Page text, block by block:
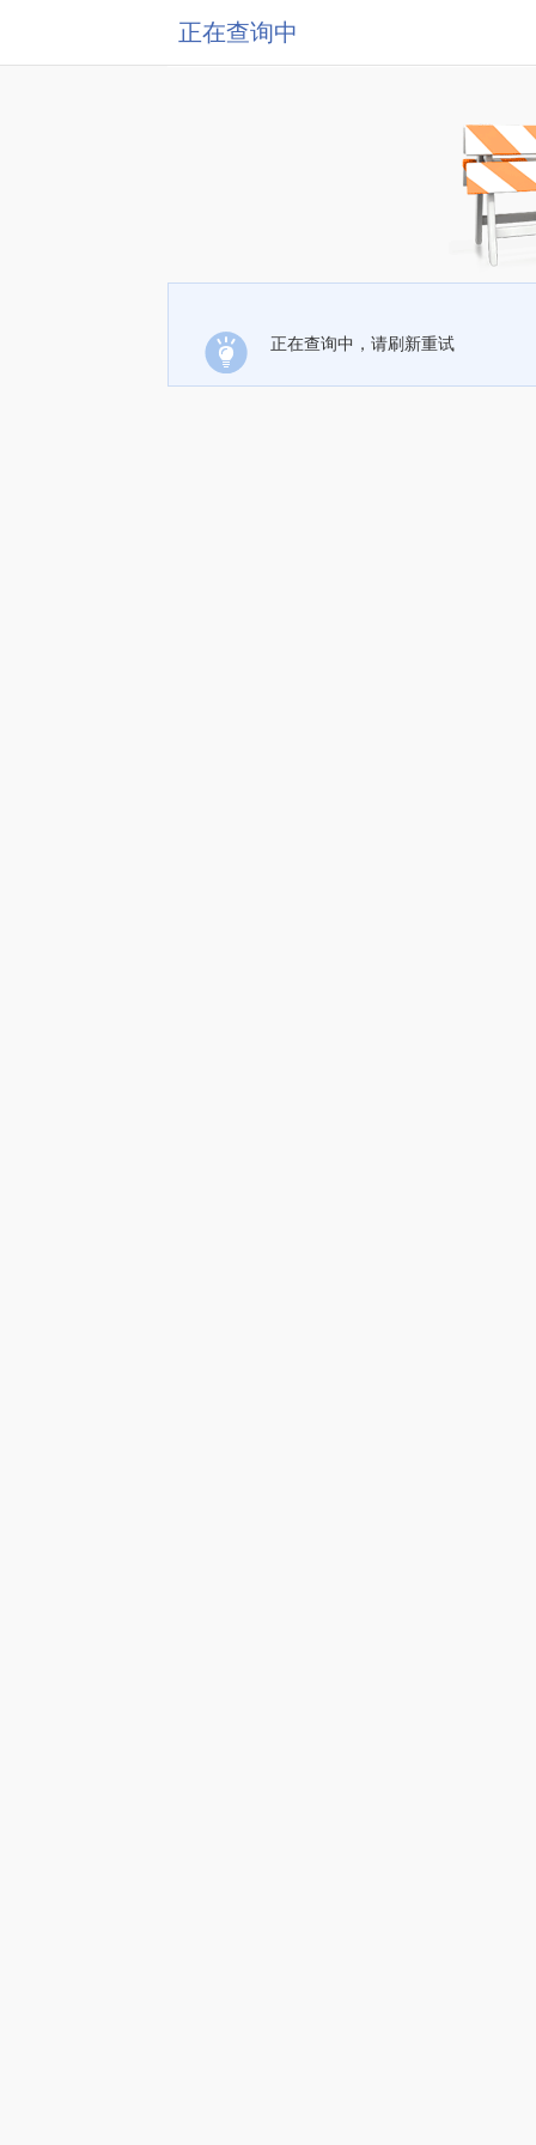
正在查询中
正在查询中，请刷新重试